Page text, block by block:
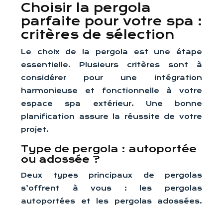
Choisir la pergola
parfaite pour votre spa :
critères de sélection
Le choix de la pergola est une étape
essentielle. Plusieurs critères sont à
considérer pour une intégration
harmonieuse et fonctionnelle à votre
espace spa extérieur. Une bonne
planification assure la réussite de votre
projet.
Type de pergola : autoportée
ou adossée ?
Deux types principaux de pergolas
s’offrent à vous : les pergolas
autoportées et les pergolas adossées.